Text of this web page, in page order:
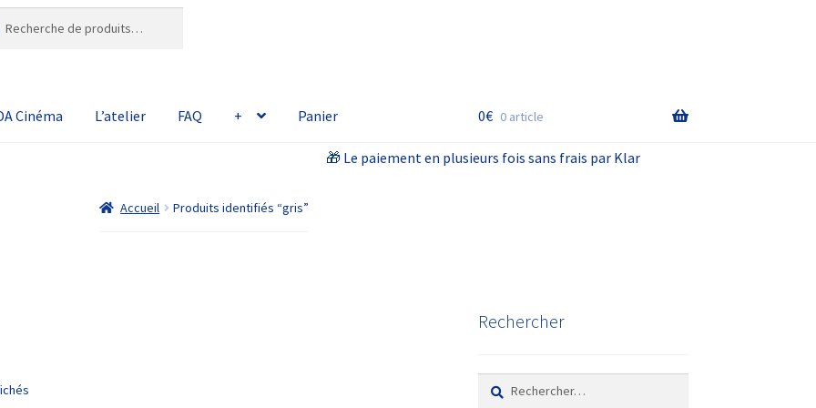
Cinéma L’atelier FAQ + Panier 0€ 0 article
🎁 Le paiement en plusieurs fois sans frais par Klarna est possible Et la
Accueil Produits identifiés “gris”
Rechercher
Rechercher :